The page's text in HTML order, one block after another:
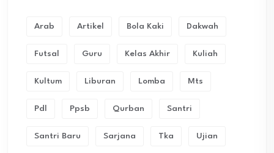
Arab Artikel Bola Kaki Dakwah
Futsal Guru Kelas Akhir Kuliah
Kultum Liburan Lomba Mts
Pdl Ppsb Qurban Santri
Santri Baru Sarjana Tka Ujian